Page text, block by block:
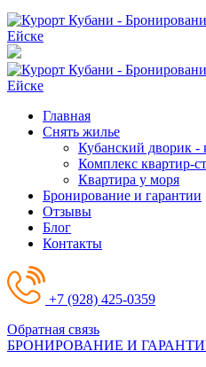
Главная
Снять жилье
Кубанский дворик -
Комплекс квартир-
Квартира у моря
Бронирование и гарантии
Отзывы
Блог
Контакты
+7 (928) 425-0359
Обратная связь
БРОНИРОВАНИЕ И